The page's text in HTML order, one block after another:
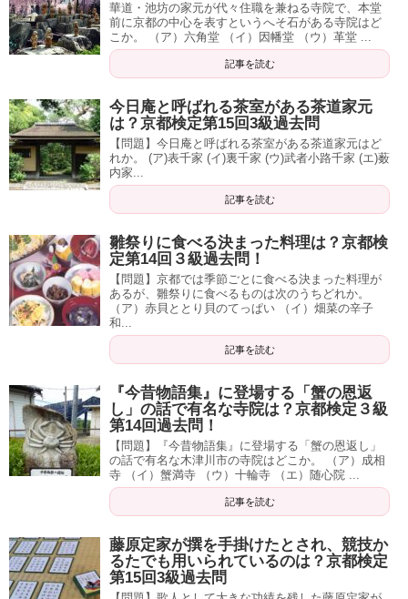
華道・池坊の家元が代々住職を兼ねる寺院で、本堂
前に京都の中心を表すというへそ石がある寺院はど
こか。 （ア）六角堂 （イ）因幡堂 （ウ）革堂 ...
記事を読む
今日庵と呼ばれる茶室がある茶道家元
は？京都検定第15回3級過去問
【問題】今日庵と呼ばれる茶室がある茶道家元はど
れか。 (ア)表千家 (イ)裏千家 (ウ)武者小路千家 (エ)薮
内家...
記事を読む
雛祭りに食べる決まった料理は？京都検
定第14回３級過去問！
【問題】京都では季節ごとに食べる決まった料理が
あるが、雛祭りに食べるものは次のうちどれか。
（ア）赤貝ととり貝のてっぱい （イ）畑菜の辛子
和...
記事を読む
『今昔物語集』に登場する「蟹の恩返
し」の話で有名な寺院は？京都検定３級
第14回過去問！
【問題】『今昔物語集』に登場する「蟹の恩返し」
の話で有名な木津川市の寺院はどこか。 （ア）成相
寺 （イ）蟹満寺 （ウ）十輪寺 （エ）随心院 ...
記事を読む
藤原定家が撰を手掛けたとされ、競技か
るたでも用いられているのは？京都検定
第15回3級過去問